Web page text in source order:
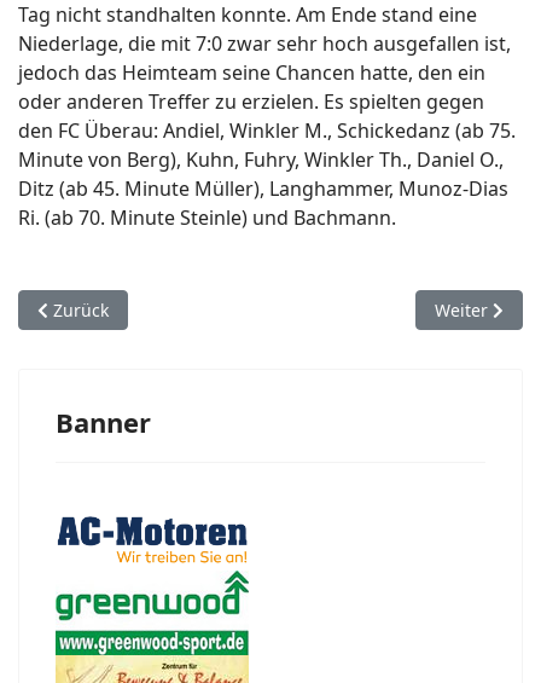
Tag nicht standhalten konnte. Am Ende stand eine
Niederlage, die mit 7:0 zwar sehr hoch ausgefallen ist,
jedoch das Heimteam seine Chancen hatte, den ein
oder anderen Treffer zu erzielen. Es spielten gegen
den FC Überau: Andiel, Winkler M., Schickedanz (ab 75.
Minute von Berg), Kuhn, Fuhry, Winkler Th., Daniel O.,
Ditz (ab 45. Minute Müller), Langhammer, Munoz-Dias
Ri. (ab 70. Minute Steinle) und Bachmann.
Vorheriger Beitrag: So.30.08.09: SG Mosbach/Radheim - FV
Zurück Nächster
Weiter
Banner